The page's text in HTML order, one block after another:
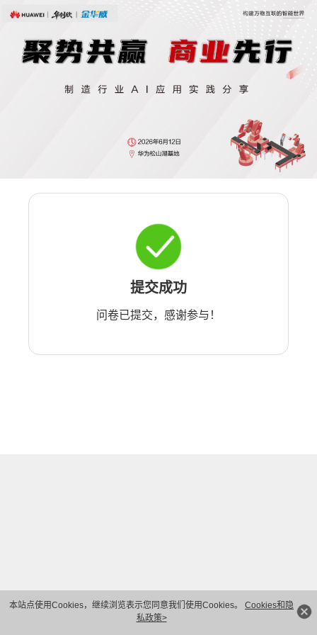
本站点使用Cookies，继续浏览表示您同意我们使用Cookies。 Cookies和隐
私政策>
提交成功
问卷已提交，感谢参与！